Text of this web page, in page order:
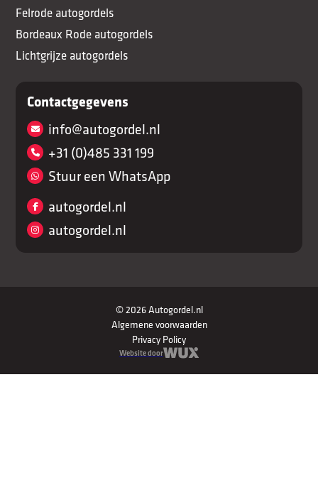
Felrode autogordels
Bordeaux Rode autogordels
Lichtgrijze autogordels
Contactgegevens
info@autogordel.nl
+31 (0)485 331 199
Stuur een WhatsApp
autogordel.nl
autogordel.nl
© 2026 Autogordel.nl
Algemene voorwaarden
Privacy Policy
Website door